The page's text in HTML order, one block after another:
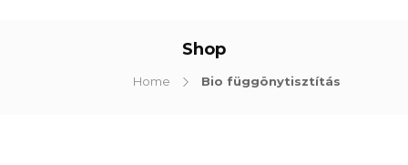
Shop
Home Bio függönytisztítás